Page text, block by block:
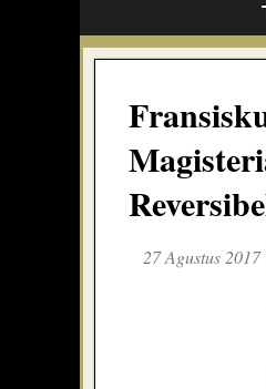
27 Agustus 2017